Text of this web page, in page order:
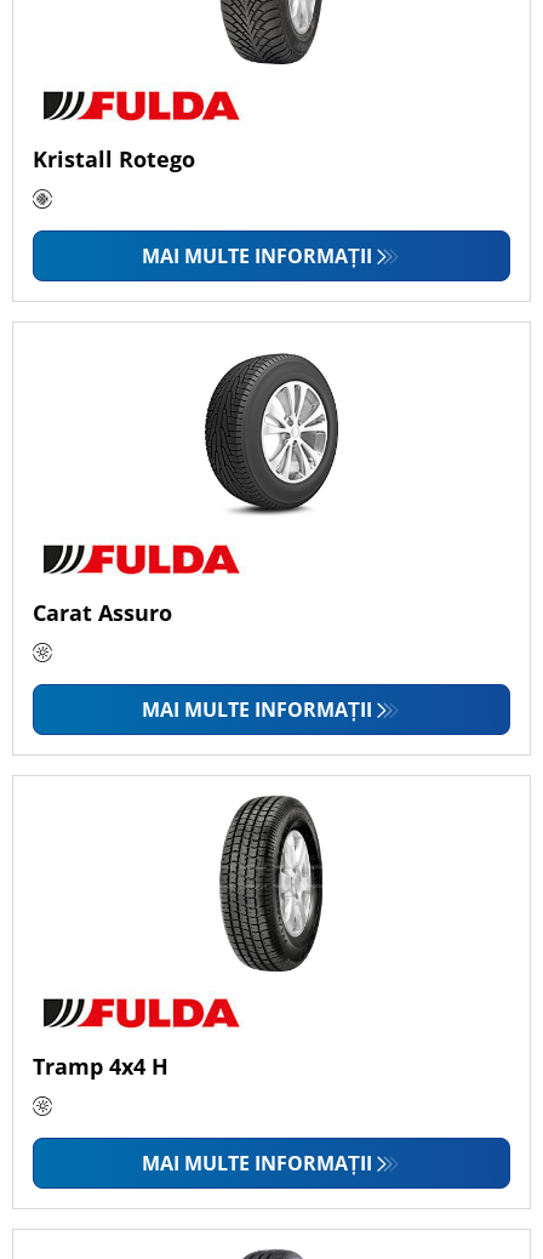
Kristall Rotego
MAI MULTE INFORMAȚII
Carat Assuro
MAI MULTE INFORMAȚII
Tramp 4x4 H
MAI MULTE INFORMAȚII